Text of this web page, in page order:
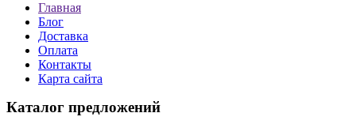
Главная
Блог
Доставка
Оплата
Контакты
Карта сайта
Каталог предложений